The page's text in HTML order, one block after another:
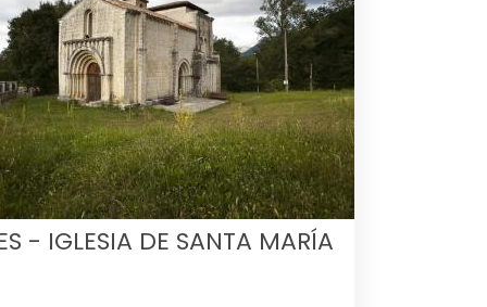
- IGLESIA DE SANTA MARÍA